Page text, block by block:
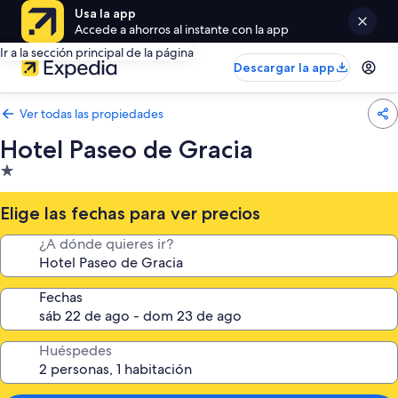
Usa la app
Accede a ahorros al instante con la app
Ir a la sección principal de la página
Descargar la app
Ver todas las propiedades
Hotel Paseo de Gracia
Propiedad
de
1.0
estrella
Elige las fechas para ver precios
¿A dónde quieres ir?
Fechas
Huéspedes